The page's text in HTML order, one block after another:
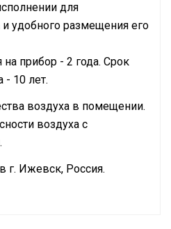
для
удобного размещения его
прибор - 2 года. Срок
- 10 лет.
воздуха в помещении.
воздуха с
г. Ижевск, Россия.